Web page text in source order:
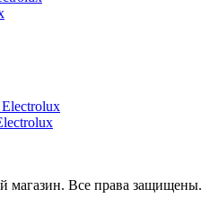
Все права защищены.